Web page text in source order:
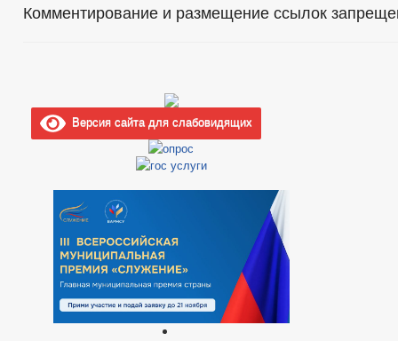
Комментирование и размещение ссылок
Версия сайта для слабовидящих